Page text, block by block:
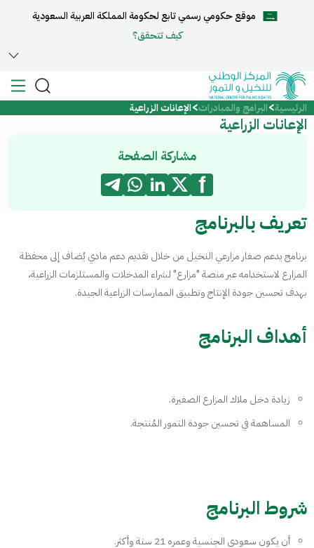
كيف تتحقق؟
English
الرئيسية
المركز الإعلامي
مركز الدعم والمساعدة
الفرع الإلكتروني
الرئيسية البرامج والمبادرات الإعانات الزراعية
الإعانات الزراعية
مشاركة الصفحة
تعريف بالبرنامج
برنامج يدعم صغار مزارعي النخيل من خلال تقديم دعم مادي يُضاف إلى محفظة
المزارع لاستخدامه عبر منصة "مزارع" لشراء المدخلات والمستلزمات الزراعية،
بهدف تحسين جودة الإنتاج وتطبيق الممارسات الزراعية الجيدة.
أهداف البرنامج
زيادة دخل ملاك المزارع الصغيرة.
المساهمة في تحسين جودة التمور المُنتجة.
شروط البرنامج
أن يكون سعودي الجنسية وعمره 21 سنة وأكثر.